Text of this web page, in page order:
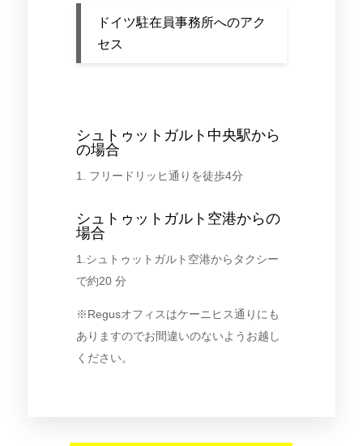
ドイツ駐在員事務所へのアク
セス
シュトゥットガルト中央駅から
の場合
1. フリードリッヒ通りを徒歩4分
シュトゥットガルト空港からの
場合
1.シュトゥットガルト空港からタクシー
で約20 分
※Regusオフィスはケーニヒス通りにも
ありますのでお間違いのないようお越し
ください。